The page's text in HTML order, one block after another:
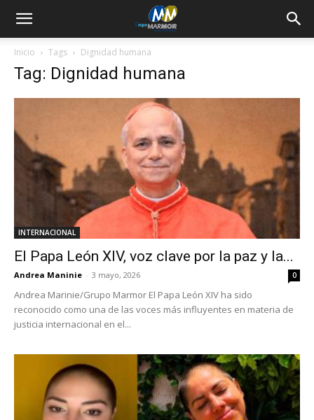
Inicio Tags Dignidad humana
Tag: Dignidad humana
INTERNACIONAL
El Papa León XIV, voz clave por la paz y la...
Andrea Maninie - 3 mayo, 2026 0
Andrea Marinie/Grupo Marmor El Papa León XIV ha sido
reconocido como una de las voces más influyentes en materia de
justicia internacional en el...